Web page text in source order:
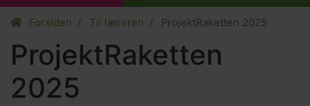
Forsiden Til læreren ProjektRaketten 2025
ProjektRaketten
2025